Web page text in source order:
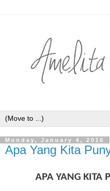
Monday, January 4, 2016
Apa Yang Kita
APA YANG KITA